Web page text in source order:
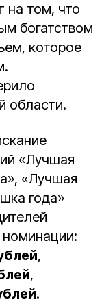
на том, что
богатством
которое
области.
«Лучшая
«Лучшая
года»
,
,
.